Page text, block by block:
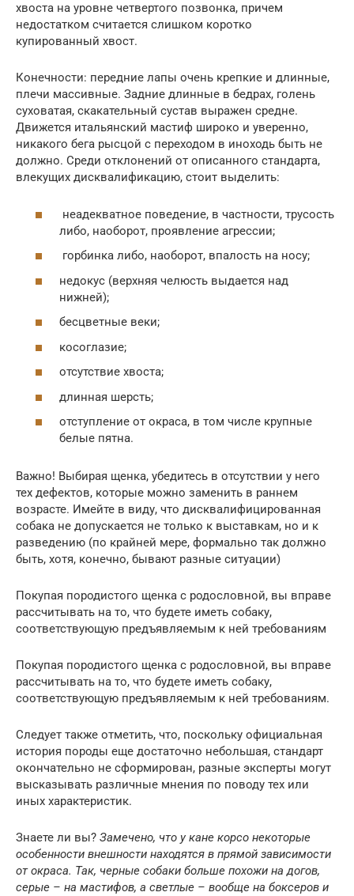
хвоста на уровне четвертого позвонка, причем
недостатком считается слишком коротко
купированный хвост.
Конечности: передние лапы очень крепкие и длинные,
плечи массивные. Задние длинные в бедрах, голень
суховатая, скакательный сустав выражен средне.
Движется итальянский мастиф широко и уверенно,
никакого бега рысцой с переходом в иноходь быть не
должно. Среди отклонений от описанного стандарта,
влекущих дисквалификацию, стоит выделить:
неадекватное поведение, в частности, трусость
либо, наоборот, проявление агрессии;
горбинка либо, наоборот, впалость на носу;
недокус (верхняя челюсть выдается над
нижней);
бесцветные веки;
косоглазие;
отсутствие хвоста;
длинная шерсть;
отступление от окраса, в том числе крупные
белые пятна.
Важно! Выбирая щенка, убедитесь в отсутствии у него
тех дефектов, которые можно заменить в раннем
возрасте. Имейте в виду, что дисквалифицированная
собака не допускается не только к выставкам, но и к
разведению (по крайней мере, формально так должно
быть, хотя, конечно, бывают разные ситуации)
Покупая породистого щенка с родословной, вы вправе
рассчитывать на то, что будете иметь собаку,
соответствующую предъявляемым к ней требованиям
Покупая породистого щенка с родословной, вы вправе
рассчитывать на то, что будете иметь собаку,
соответствующую предъявляемым к ней требованиям.
Следует также отметить, что, поскольку официальная
история породы еще достаточно небольшая, стандарт
окончательно не сформирован, разные эксперты могут
высказывать различные мнения по поводу тех или
иных характеристик.
Знаете ли вы? Замечено, что у кане корсо некоторые
особенности внешности находятся в прямой зависимости
от окраса. Так, черные собаки больше похожи на догов,
серые – на мастифов, а светлые – вообще на боксеров и